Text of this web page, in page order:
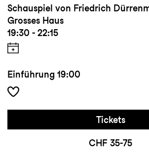
Schauspiel von Friedrich
Grosses Haus
19:30 - 22:15
Einführung 19:00
Tickets
CHF 35-75